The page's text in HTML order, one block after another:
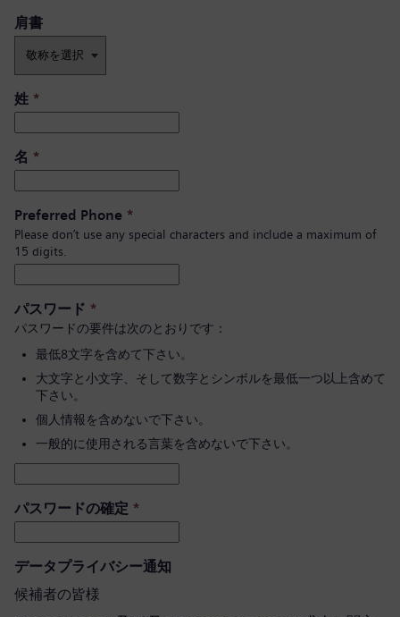
肩書 ​
姓 *
名 *
Preferred Phone *
Please don’t use any special characters and include a maximum of
15 digits.
パスワード *
パスワードの要件は次のとおりです：
最低8文字を含めて下さい。
大文字と小文字、そして数字とシンボルを最低一つ以上含めて
下さい。
個人情報を含めないで下さい。
一般的に使用される言葉を含めないで下さい。
パスワードの確定 *
データプライバシー通知
候補者の皆様